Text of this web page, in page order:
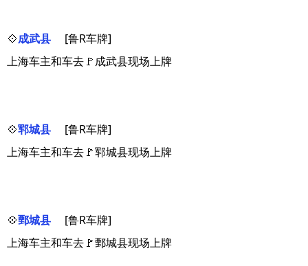
💠成武县
[鲁R车牌]
上海车主和车去🚩成武县现场上牌
💠郓城县
[鲁R车牌]
上海车主和车去🚩郓城县现场上牌
💠鄄城县
[鲁R车牌]
上海车主和车去🚩鄄城县现场上牌